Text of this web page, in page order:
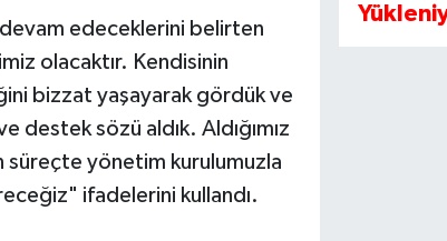
edeceklerini belirten
olacaktır. Kendisinin
bizzat yaşayarak gördük ve
destek sözü aldık. Aldığımız
süreçte yönetim kurulumuzla
ifadelerini kullandı.